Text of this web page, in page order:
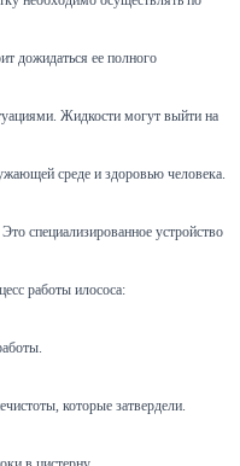
дожидаться ее полного
Жидкости могут выйти на
среде и здоровью человека.
специализированное устройство
работы илососа:
которые затвердели.